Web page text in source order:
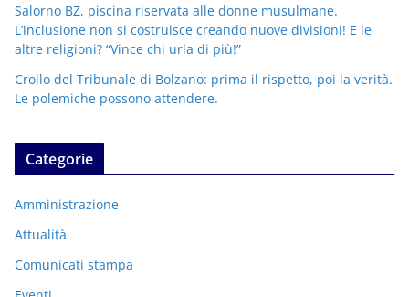
Salorno BZ, piscina riservata alle donne musulmane.
L’inclusione non si costruisce creando nuove divisioni! E le
altre religioni? “Vince chi urla di più!”
Crollo del Tribunale di Bolzano: prima il rispetto, poi la verità.
Le polemiche possono attendere.
Categorie
Amministrazione
Attualità
Comunicati stampa